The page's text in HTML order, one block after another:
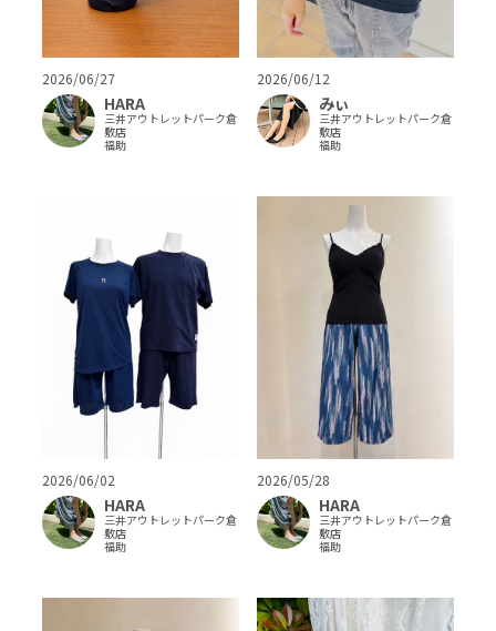
2026/06/27
HARA
三井アウトレットパーク倉
敷店
福助
2026/06/12
みぃ
三井アウトレットパーク倉
敷店
福助
2026/06/02
HARA
三井アウトレットパーク倉
敷店
福助
2026/05/28
HARA
三井アウトレットパーク倉
敷店
福助